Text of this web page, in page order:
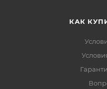
КАК